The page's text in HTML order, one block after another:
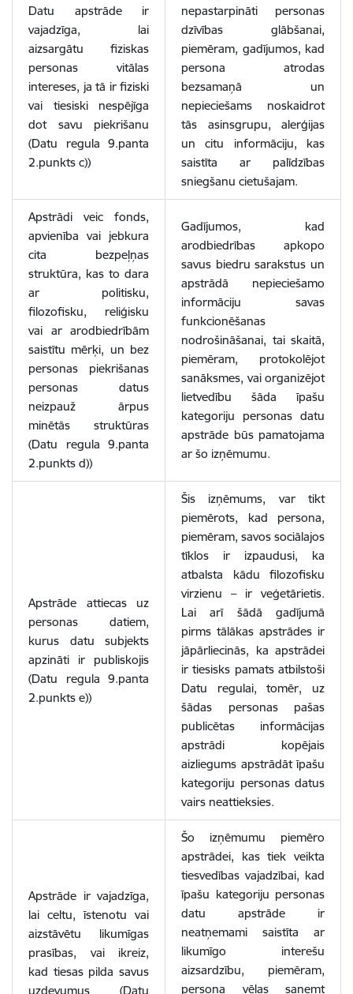
Datu apstrāde ir
vajadzīga, lai
aizsargātu fiziskas
personas vitālas
intereses, ja tā ir fiziski
vai tiesiski nespējīga
dot savu piekrišanu
(Datu regula 9.panta
2.punkts c))
nepastarpināti personas
dzīvības glābšanai,
piemēram, gadījumos, kad
persona atrodas
bezsamaņā un
nepieciešams noskaidrot
tās asinsgrupu, alerģijas
un citu informāciju, kas
saistīta ar palīdzības
sniegšanu cietušajam.
Apstrādi veic fonds,
apvienība vai jebkura
cita bezpeļņas
struktūra, kas to dara
ar politisku,
filozofisku, reliģisku
vai ar arodbiedrībām
saistītu mērķi, un bez
personas piekrišanas
personas datus
neizpauž ārpus
minētās struktūras
(Datu regula 9.panta
2.punkts d))
Gadījumos, kad
arodbiedrības apkopo
savus biedru sarakstus un
apstrādā nepieciešamo
informāciju savas
funkcionēšanas
nodrošināšanai, tai skaitā,
piemēram, protokolējot
sanāksmes, vai organizējot
lietvedību šāda īpašu
kategoriju personas datu
apstrāde būs pamatojama
ar šo izņēmumu.
Apstrāde attiecas uz
personas datiem,
kurus datu subjekts
apzināti ir publiskojis
(Datu regula 9.panta
2.punkts e))
Šis izņēmums, var tikt
piemērots, kad persona,
piemēram, savos sociālajos
tīklos ir izpaudusi, ka
atbalsta kādu filozofisku
virzienu – ir veģetārietis.
Lai arī šādā gadījumā
pirms tālākas apstrādes ir
jāpārliecinās, ka apstrādei
ir tiesisks pamats atbilstoši
Datu regulai, tomēr, uz
šādas personas pašas
publicētas informācijas
apstrādi kopējais
aizliegums apstrādāt īpašu
kategoriju personas datus
vairs neattieksies.
Apstrāde ir vajadzīga,
lai celtu, īstenotu vai
aizstāvētu likumīgas
prasības, vai ikreiz,
kad tiesas pilda savus
uzdevumus (Datu
Šo izņēmumu piemēro
apstrādei, kas tiek veikta
tiesvedības vajadzībai, kad
īpašu kategoriju personas
datu apstrāde ir
neatņemami saistīta ar
likumīgo interešu
aizsardzību, piemēram,
persona vēlas saņemt